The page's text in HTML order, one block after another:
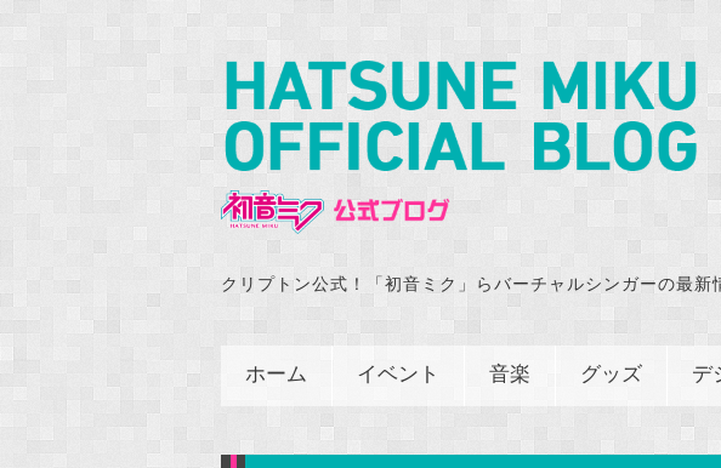
クリプトン公式！「初音ミク」らバーチャルシンガーの最新
ホーム イベント 音楽 グッズ デ